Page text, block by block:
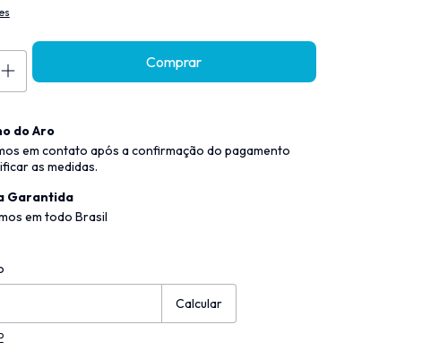
do Aro
em contato após a confirmação do pagamento
as medidas.
Garantida
em todo Brasil
Calcular